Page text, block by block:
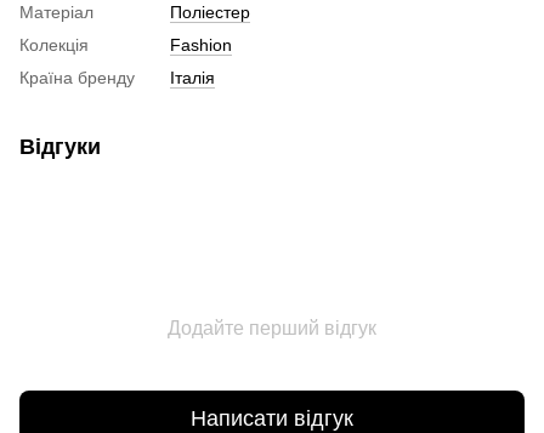
Матеріал
Поліестер
Колекція
Fashion
Країна бренду
Італія
Відгуки
Додайте перший відгук
Написати відгук